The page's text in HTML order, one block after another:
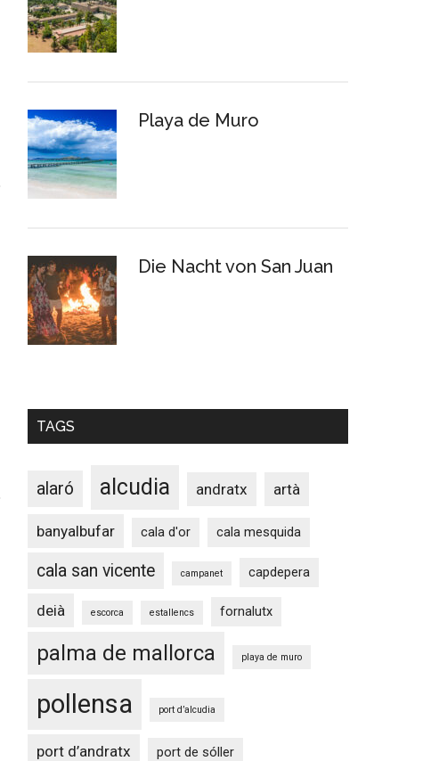
Playa de Muro
Die Nacht von San Juan
TAGS
alaró alcudia andratx artà
banyalbufar cala d'or cala mesquida
cala san vicente campanet capdepera
deià escorca estallencs fornalutx
palma de mallorca playa de muro
pollensa port d’alcudia
port d’andratx port de sóller